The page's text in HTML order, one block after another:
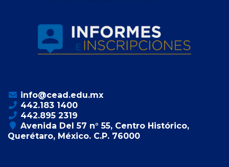
info@cead.edu.mx
442.183 1400
442.895 2319
Avenida Del 57 n° 55, Centro Histórico,
Querétaro, México. C.P. 76000